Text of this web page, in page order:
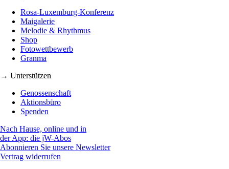
Rosa-Luxemburg-Konferenz
Maigalerie
Melodie & Rhythmus
Shop
Fotowettbewerb
Granma
→ Unterstützen
Genossenschaft
Aktionsbüro
Spenden
Nach Hause, online und in
der App: die jW-Abos
Abonnieren Sie unsere Newsletter
Vertrag widerrufen